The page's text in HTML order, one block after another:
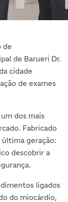
de
de Barueri Dr.
cidade
de exames
dos mais
Fabricado
geração:
descobrir a
ligados
do miocárdio,